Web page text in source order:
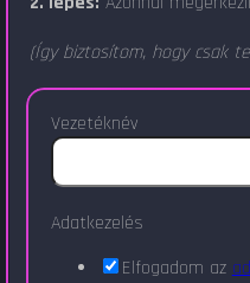
(Így biztosítom, hogy csak
Vezetéknév
Adatkezelés
Elfogadom az